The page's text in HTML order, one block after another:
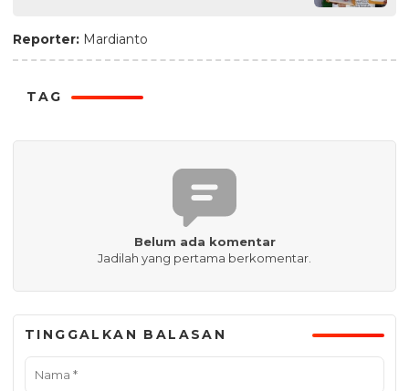
Reporter: Mardianto
TAG
Belum ada komentar
Jadilah yang pertama berkomentar.
TINGGALKAN BALASAN